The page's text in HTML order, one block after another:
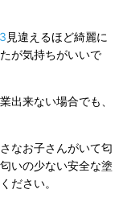
見違えるほど綺麗に
が気持ちがいいで
出来ない場合でも、
なお子さんがいて匂
いの少ない安全な塗
ださい。